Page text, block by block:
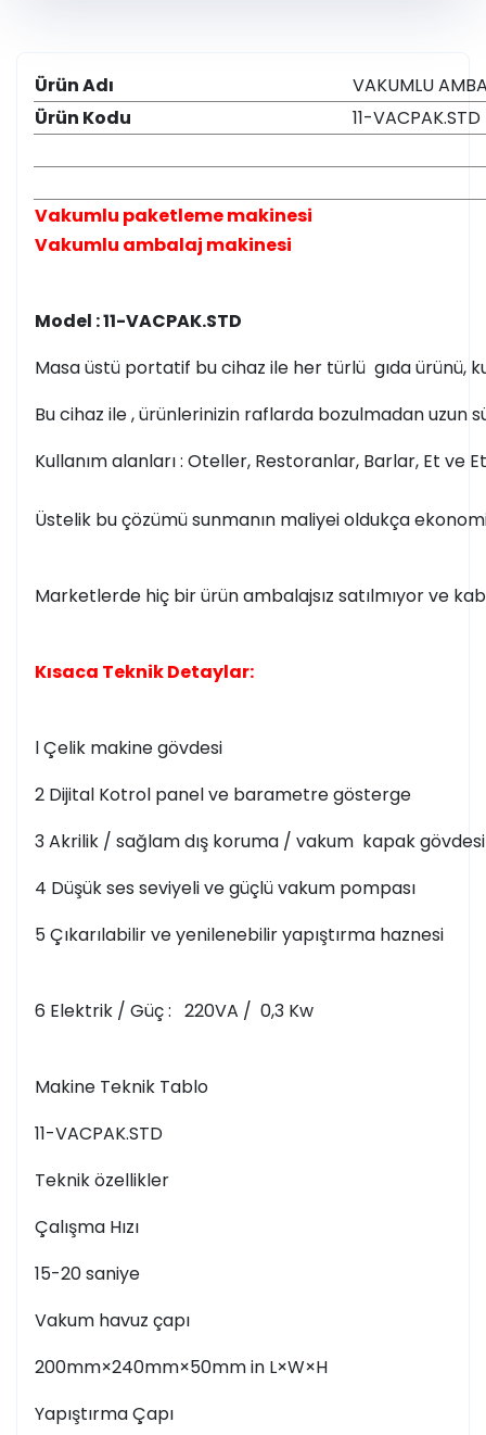
Ürün Adı
VAKUMLU
Ürün Kodu
11-VACPAK.STD
Vakumlu paketleme makinesi
Vakumlu ambalaj makinesi
Model : 11-VACPAK.STD
Masa üstü portatif bu cihaz ile her türlü gıda ürünü,
Bu cihaz ile , ürünlerinizin raflarda bozulmadan uzun
Kullanım alanları : Oteller, Restoranlar, Barlar, Et ve
Üstelik bu çözümü sunmanın maliyei oldukça
Marketlerde hiç bir ürün ambalajsız satılmıyor ve
Kısaca Teknik Detaylar:
l Çelik makine gövdesi
2 Dijital Kotrol panel ve barametre gösterge
3 Akrilik / sağlam dış koruma / vakum kapak gövdesi
4 Düşük ses seviyeli ve güçlü vakum pompası
5 Çıkarılabilir ve yenilenebilir yapıştırma haznesi
6 Elektrik / Güç : 220VA / 0,3 Kw
Makine Teknik Tablo
11-VACPAK.STD
Teknik özellikler
Çalışma Hızı
15-20 saniye
Vakum havuz çapı
200mm×240mm×50mm in L×W×H
Yapıştırma Çapı